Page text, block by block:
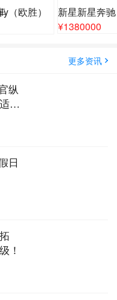
（欧胜）
新星新星奔驰
¥1380000
更多资讯
纵
出
日
！